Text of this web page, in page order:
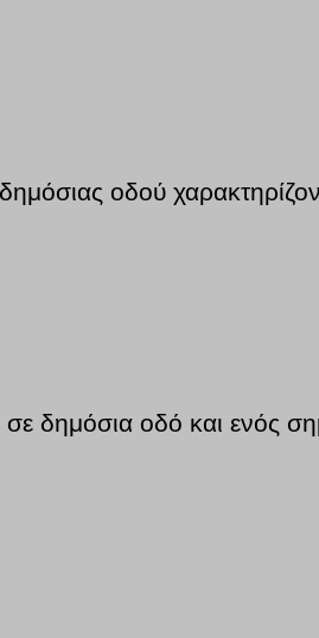
οδού
δημόσια οδό και ενός